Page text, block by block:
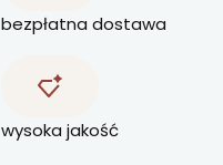
bezpłatna dostawa
wysoka jakość